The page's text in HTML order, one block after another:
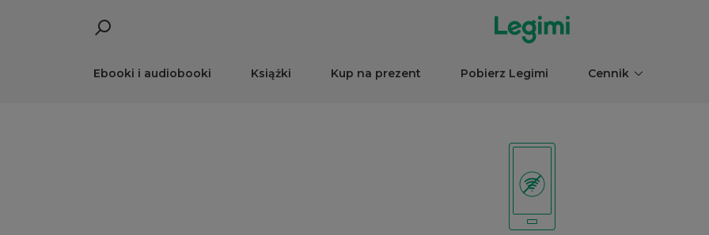
Ebooki i audiobooki Książki Kup na prezent Pobierz Legimi Cennik